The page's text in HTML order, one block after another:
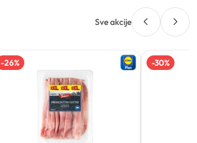
Sve akcije
-26% -30%